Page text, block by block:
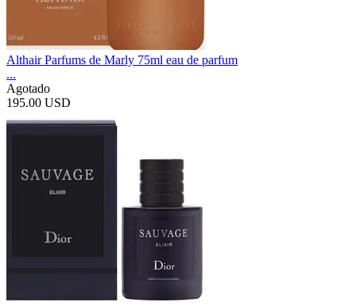
Althair Parfums de Marly 75ml eau de parfum
...
Agotado
195.00 USD